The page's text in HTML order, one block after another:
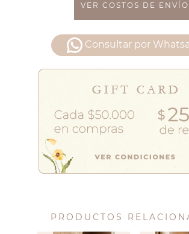
VER COSTOS DE ENVÍO
Consultar por
PRODUCTOS